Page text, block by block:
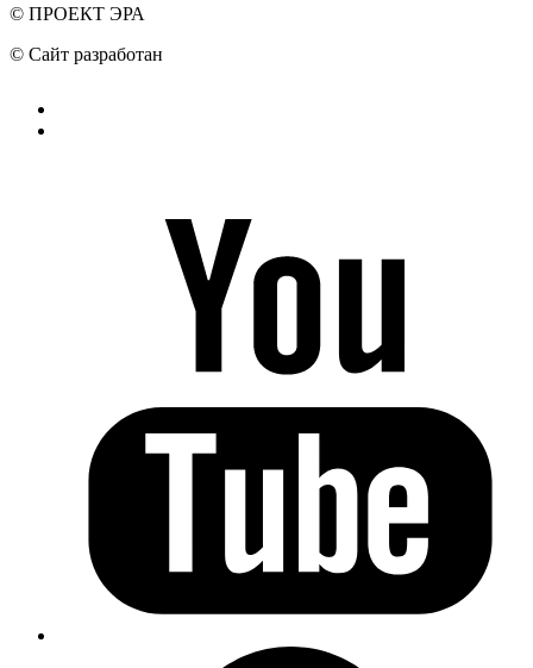
© ПРОЕКТ ЭРА
© Сайт разработан